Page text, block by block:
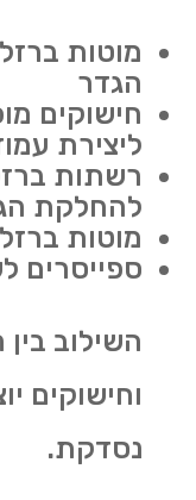
מוטות ברזל
הגדר
חישוקים
ליצירת
להחלקת
מוטות
ספייסרים
השילוב
וחישוקים
נסדקת.